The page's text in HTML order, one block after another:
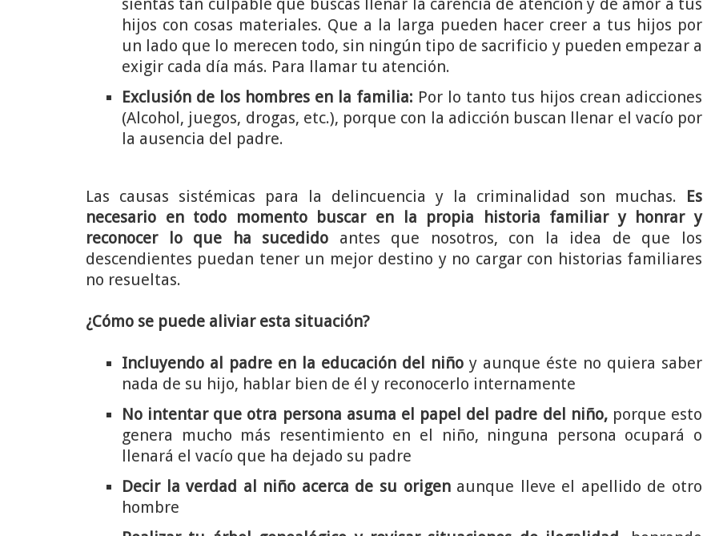
sientas tan culpable que buscas llenar la carencia de atención y de amor a tus
hijos con cosas materiales. Que a la larga pueden hacer creer a tus hijos por
un lado que lo merecen todo, sin ningún tipo de sacrificio y pueden empezar a
exigir cada día más. Para llamar tu atención.
Exclusión de los hombres en la familia: Por lo tanto tus hijos crean adicciones
(Alcohol, juegos, drogas, etc.), porque con la adicción buscan llenar el vacío por
la ausencia del padre.
Las causas sistémicas para la delincuencia y la criminalidad son muchas. Es
necesario en todo momento buscar en la propia historia familiar y honrar y
reconocer lo que ha sucedido antes que nosotros, con la idea de que los
descendientes puedan tener un mejor destino y no cargar con historias familiares
no resueltas.
¿Cómo se puede aliviar esta situación?
Incluyendo al padre en la educación del niño y aunque éste no quiera saber
nada de su hijo, hablar bien de él y reconocerlo internamente
No intentar que otra persona asuma el papel del padre del niño,porque esto
genera mucho más resentimiento en el niño, ninguna persona ocupará o
llenará el vacío que ha dejado su padre
Decir la verdad al niño acerca de su origenaunque lleve el apellido de otro
hombre